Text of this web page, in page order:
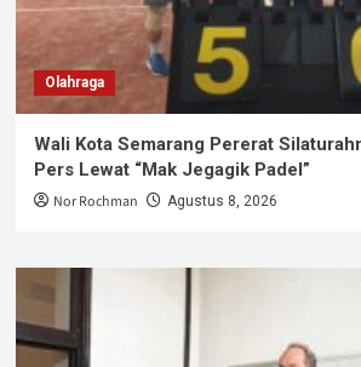
Olahraga
Wali Kota Semarang Pererat
Pers Lewat “Mak Jegagik Padel”
Nor Rochman Agustus 8, 2026